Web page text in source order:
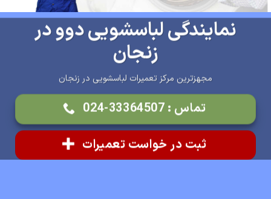
نمایندگی لباسشویی دوو در
زنجان
مجهزترین مرکز تعمیرات لباسشویی در زنجان
تماس : 33364507-024
ثبت در خواست تعمیرات